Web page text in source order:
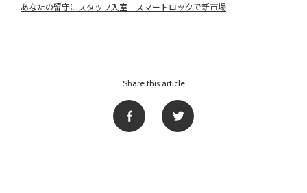
あなたの留守にスタッフ入室 スマートロックで新市場
Share this article